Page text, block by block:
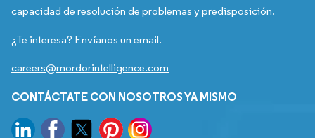
capacidad de resolución de problemas y predisposición.
¿Te interesa? Envíanos un email.
careers@mordorintelligence.com
CONTÁCTATE CON NOSOTROS YA MISMO